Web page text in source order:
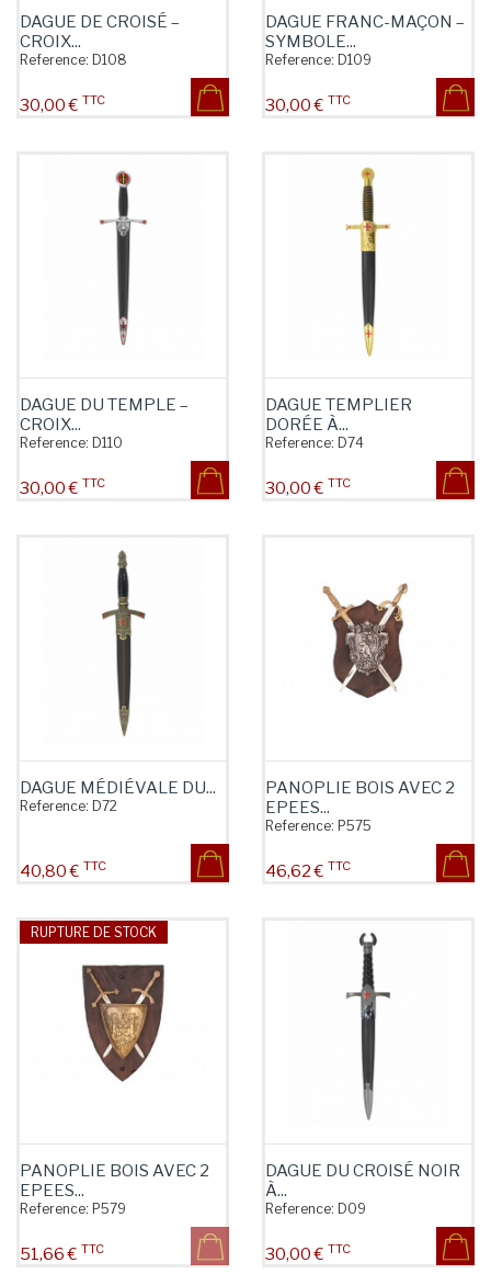
DAGUE DE CROISÉ –
CROIX...
Reference: D108
Prix
30,00 € TTC
DAGUE FRANC-MAÇON –
SYMBOLE...
Reference: D109
Prix
30,00 € TTC
DAGUE DU TEMPLE –
CROIX...
Reference: D110
Prix
30,00 € TTC
DAGUE TEMPLIER
DORÉE À...
Reference: D74
Prix
30,00 € TTC
DAGUE MÉDIÉVALE DU...
Reference: D72
Prix
40,80 € TTC
PANOPLIE BOIS AVEC 2
EPEES...
Reference: P575
Prix
46,62 € TTC
RUPTURE DE STOCK
PANOPLIE BOIS AVEC 2
EPEES...
Reference: P579
Prix
51,66 € TTC
DAGUE DU CROISÉ NOIR
À...
Reference: D09
Prix
30,00 € TTC